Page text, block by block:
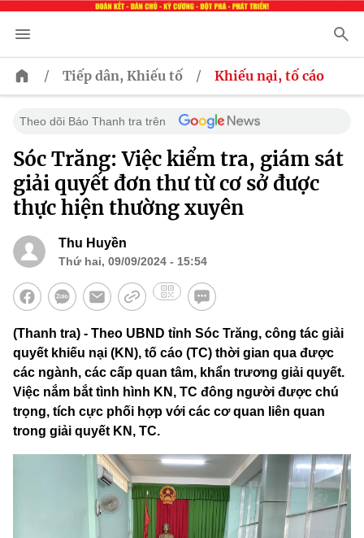
/ Tiếp dân, Khiếu tố / Khiếu nại, tố cáo
Theo dõi Báo Thanh tra trên
Sóc Trăng: Việc kiểm tra, giám sát
giải quyết đơn thư từ cơ sở được
thực hiện thường xuyên
Thu Huyền
Thứ hai, 09/09/2024 - 15:54
(Thanh tra) - Theo UBND tỉnh Sóc Trăng, công tác giải
quyết khiếu nại (KN), tố cáo (TC) thời gian qua được
các ngành, các cấp quan tâm, khẩn trương giải quyết.
Việc nắm bắt tình hình KN, TC đông người được chú
trọng, tích cực phối hợp với các cơ quan liên quan
trong giải quyết KN, TC.